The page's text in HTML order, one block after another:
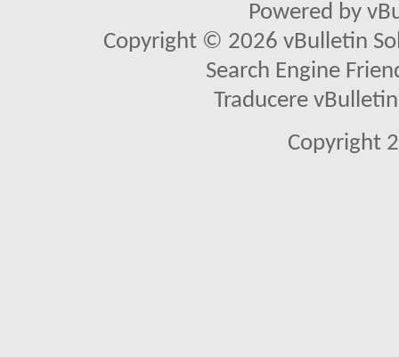
Powered by
Copyright © 2026 vBulletin
Search Engine
Traducere
Copyright